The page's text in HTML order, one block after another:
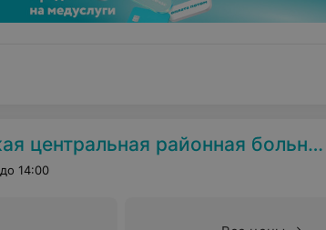
центральная районная больница
до 14:00